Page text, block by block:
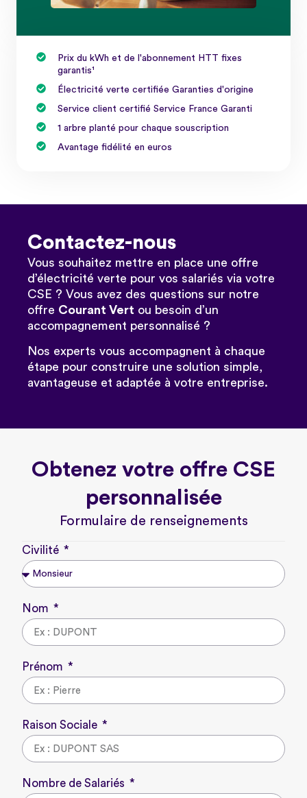
Prix du kWh et de l'abonnement HTT fixes
garantis¹
Électricité verte certifiée Garanties d'origine
Service client certifié Service France Garanti
1 arbre planté pour chaque souscription
Avantage fidélité en euros
Contactez-nous
Vous souhaitez mettre en place une offre
d’électricité verte pour vos salariés via votre
CSE ? Vous avez des questions sur notre
offre Courant Vert ou besoin d’un
accompagnement personnalisé ?
Nos experts vous accompagnent à chaque
étape pour construire une solution simple,
avantageuse et adaptée à votre entreprise.
Obtenez votre offre CSE
personnalisée
Formulaire de renseignements
Civilité
Nom
Prénom
Raison Sociale
Nombre de Salariés